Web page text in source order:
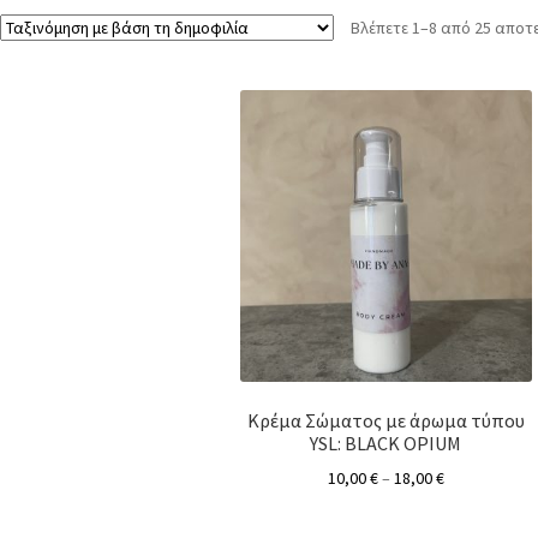
Βλέπετε 1–8 από 25
Κρέμα Σώματος με άρωμα τύπου
YSL: BLACK OPIUM
10,00€– 18,00€